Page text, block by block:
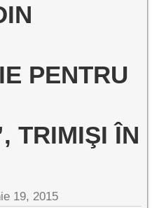
PENTRU
TRIMIŞI ÎN
19, 2015